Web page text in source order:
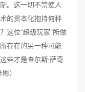
。这一切不禁使人
的资本化抱持何种
这位“超级玩家”所做
存在的另一种可能
些才是查尔斯·萨奇
）